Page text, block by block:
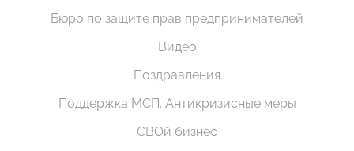
Бюро по защите прав предпринимателей
Видео
Поздравления
Поддержка МСП. Антикризисные меры
СВОй бизнес